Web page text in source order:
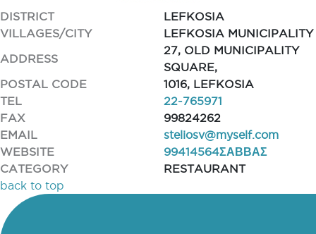
DISTRICT
LEFKOSIA
VILLAGES/CITY
LEFKOSIA MUNICIPALITY
ADDRESS
27, OLD MUNICIPALITY
SQUARE,
POSTAL CODE
1016, LEFKOSIA
TEL
22-765971
FAX
99824262
EMAIL
steliosv@myself.com
WEBSITE
99414564ΣΑΒΒΑΣ
CATEGORY
RESTAURANT
back to top